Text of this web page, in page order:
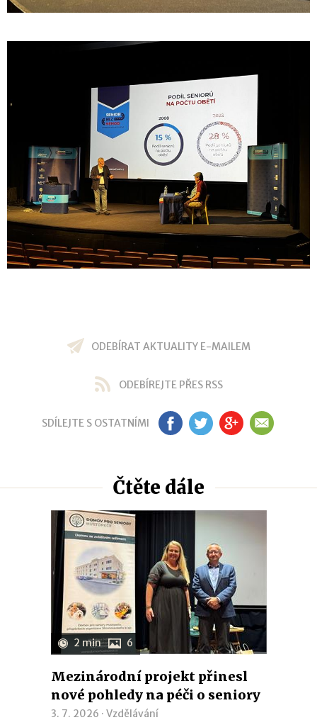
ODEBÍRAT AKTUALITY E-MAILEM
ODEBÍREJTE PŘES RSS
SDÍLEJTE S OSTATNÍMI FB TW GP EM
Čtěte dále
2 min 6
Mezinárodní projekt přinesl
nové pohledy na péči o seniory
3. 7. 2026 · Vzdělávání